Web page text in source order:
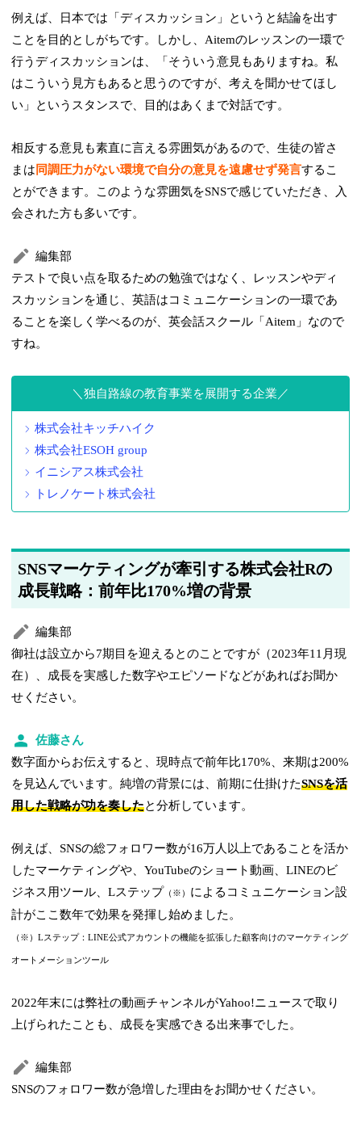
例えば、日本では「ディスカッション」というと結論を出す
ことを目的としがちです。しかし、Aitemのレッスンの一環で
行うディスカッションは、「そういう意見もありますね。私
はこういう見方もあると思うのですが、考えを聞かせてほし
い」というスタンスで、目的はあくまで対話です。
相反する意見も素直に言える雰囲気があるので、生徒の皆さ
まは 同調圧力がない環境で自分の意見を遠慮せず発言するこ
とができます。このような雰囲気をSNSで感じていただき、入
会された方も多いです。
編集部
テストで良い点を取るための勉強ではなく、レッスンやディ
スカッションを通じ、英語はコミュニケーションの一環であ
ることを楽しく学べるのが、英会話スクール「Aitem」なので
すね。
独自路線の教育事業を展開する企業
株式会社キッチハイク
株式会社ESOH group
イニシアス株式会社
トレノケート株式会社
SNSマーケティングが牽引する株式会社Rの
成長戦略：前年比170%増の背景
編集部
御社は設立から7期目を迎えるとのことですが（2023年11月現
在）、成長を実感した数字やエピソードなどがあればお聞か
せください。
佐藤さん
数字面からお伝えすると、現時点で前年比170%、来期は200%
を見込んでいます。純増の背景には、前期に仕掛けたSNSを活
用した戦略が功を奏したと分析しています。
例えば、SNSの総フォロワー数が16万人以上であることを活か
したマーケティングや、YouTubeのショート動画、LINEのビ
ジネス用ツール、Lステップ （※） によるコミュニケーション設
計がここ数年で効果を発揮し始めました。
（※）Lステップ：LINE公式アカウントの機能を拡張した顧客向けのマーケティング
オートメーションツール
2022年末には弊社の動画チャンネルがYahoo!ニュースで取り
上げられたことも、成長を実感できる出来事でした。
編集部
SNSのフォロワー数が急増した理由をお聞かせください。